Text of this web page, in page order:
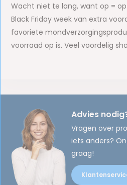
Wacht niet te lang, want op =
Black Friday week van extra
favoriete
voorraad op is. Veel voordelig
Advies
Vragen over
iets anders?
graag!